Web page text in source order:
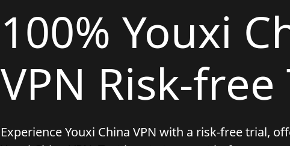
100% Youxi
VPN Risk-free
Experience Youxi China VPN with a risk-free trial,